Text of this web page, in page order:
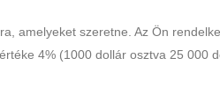
amelyeket szeretne. Az Ön
4% (1000 dollár osztva 25 000